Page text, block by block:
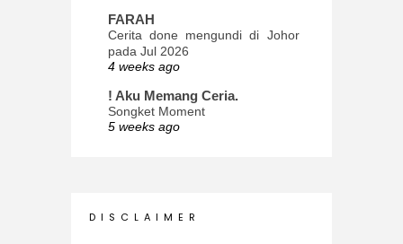
FARAH
Cerita done mengundi di Johor
pada Jul 2026
4 weeks ago
! Aku Memang Ceria.
Songket Moment
5 weeks ago
INTROVERTED GIRL
D I S C L A I M E R